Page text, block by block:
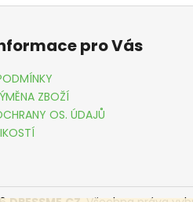
pro Vás
ZBOŽÍ
OS. ÚDAJŮ